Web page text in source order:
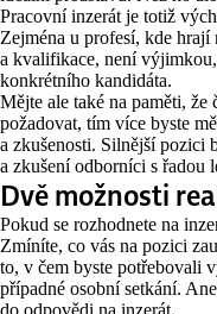
Pracovní inzerát je totiž
Zejména u profesí, kde hrají
a kvalifikace, není
konkrétního kandidáta.
Mějte ale také na paměti,
požadovat, tím více byste
a zkušenosti. Silnější pozici
a zkušení odborníci s řadou
Dvě možnosti
Pokud se rozhodnete na
Zmíníte, co vás na pozici
to, v čem byste potřebovali
případné osobní setkání.